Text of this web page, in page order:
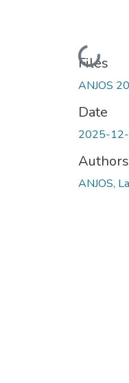
Loading...
Files
ANJOS
Date
2025-
Authors
ANJOS,